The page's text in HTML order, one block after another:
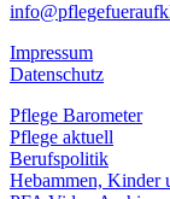
Impressum
Datenschutz
Pflege Barometer
Pflege aktuell
Berufspolitik
Hebammen, Kinder